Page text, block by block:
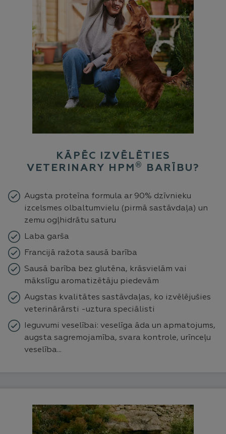
KĀPĒC IZVĒLĒTIES
VETERINARY HPM ® BARĪBU?
Augsta proteīna formula ar 90% dzīvnieku
izcelsmes olbaltumvielu (pirmā sastāvdaļa) un
zemu ogļhidrātu saturu
Laba garša
Francijā ražota sausā barība
Sausā barība bez glutēna, krāsvielām vai
mākslīgu aromatizētāju piedevām
Augstas kvalitātes sastāvdaļas, ko izvēlējušies
veterinārārsti -uztura speciālisti
Ieguvumi veselībai: veselīga āda un apmatojums,
augsta sagremojamība, svara kontrole, urīnceļu
veselība...